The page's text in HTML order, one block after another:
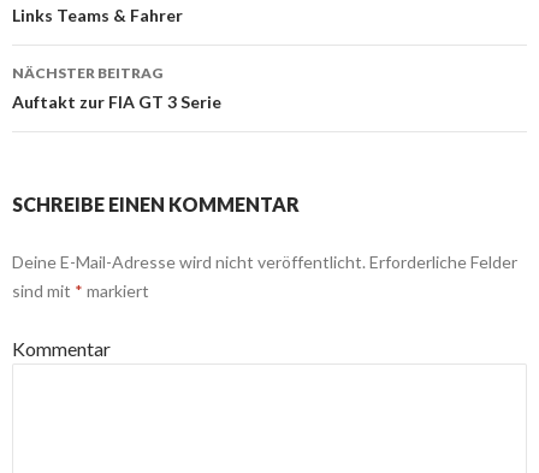
Beitrags-
Navigation
Links Teams & Fahrer
NÄCHSTER BEITRAG
Auftakt zur FIA GT 3 Serie
SCHREIBE EINEN KOMMENTAR
Deine E-Mail-Adresse wird nicht veröffentlicht. Erforderliche Felder
sind mit * markiert
Kommentar